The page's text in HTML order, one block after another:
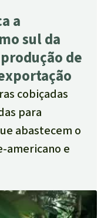
a
sul da
de
cobiçadas
para
abastecem o
americano e